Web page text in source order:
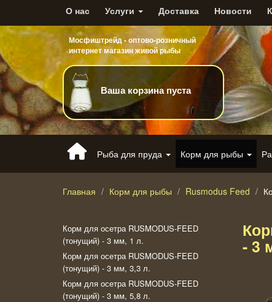
О нас Услуги Доставка Новости
Мосфиштрейд - оптово-розничный
интернет магазин живой рыбы
Ваша корзина пуста
Рыба для пруда Корм для рыбы
Главная Корм для рыбы Rusmodus Feed
Корм для осетра RUSMODUS-FEED
(тонущий) - 3 мм, 1 л.
Корм для осетра RUSMODUS-FEED
(тонущий) - 3 мм, 3,3 л.
Корм для осетра RUSMODUS-FEED
(тонущий) - 3 мм, 5,8 л.
- 3